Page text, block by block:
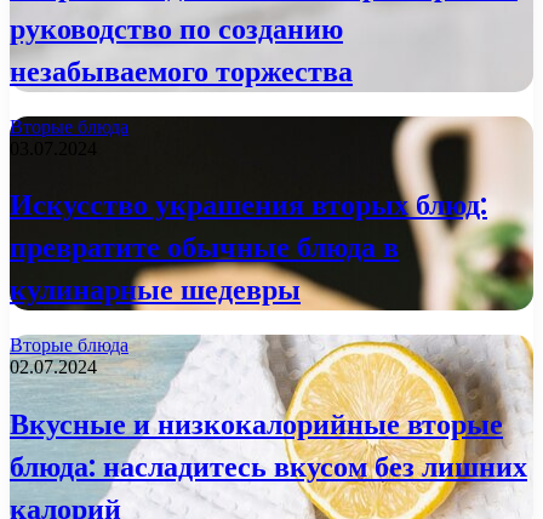
руководство по созданию
незабываемого торжества
Вторые блюда
Искусство украшения вторых блюд:
превратите обычные блюда в
кулинарные шедевры
Вторые блюда
02.07.2024
Вкусные и низкокалорийные вторые
блюда: насладитесь вкусом без лишних
калорий